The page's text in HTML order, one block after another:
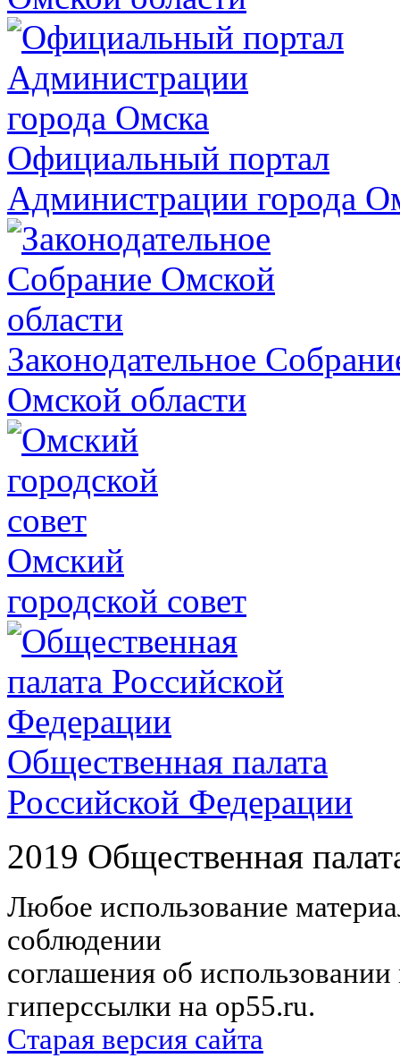
Официальный портал
Администрации города
Законодательное
Омской области
Омский
городской совет
Общественная палата
Российской Федерации
2019 Общественная
Любое использование
соблюдении
соглашения об
гиперссылки на op55.ru.
Старая версия сайта